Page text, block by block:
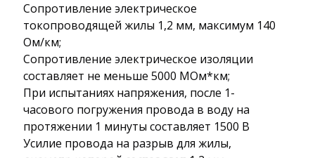
Сопротивление электрическое
токопроводящей жилы 1,2 мм, максимум 140
Ом/км;
Сопротивление электрическое изоляции
составляет не меньше 5000 МОм*км;
При испытаниях напряжения, после 1-
часового погружения провода в воду на
протяжении 1 минуты составляет 1500 В
Усилие провода на разрыв для жилы,